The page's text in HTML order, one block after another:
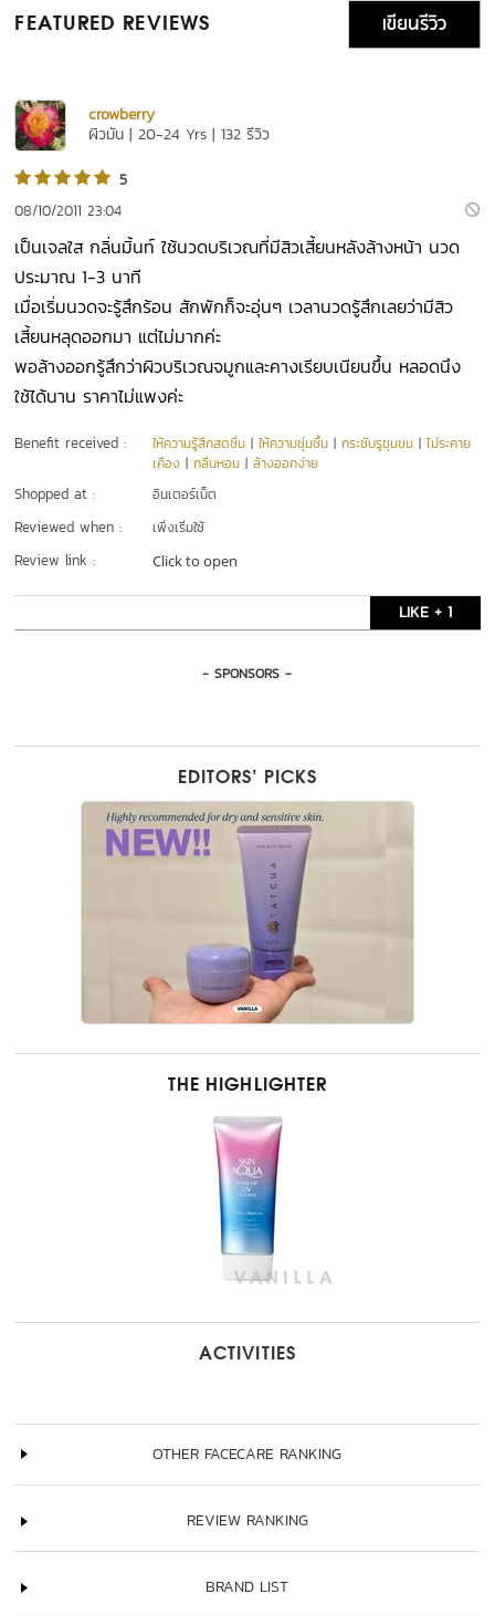
FEATURED REVIEWS เขียนรีวิว
crowberry
ผิวมัน | 20-24 Yrs | 132 รีวิว
5
08/10/2011 23:04
เป็นเจลใส กลิ่นมิ้นท์ ใช้นวดบริเวณที่มีสิวเสี้ยนหลังล้างหน้า นวด
ประมาณ 1-3 นาที
เมื่อเริ่มนวดจะรู้สึกร้อน สักพักก็จะอุ่นๆ เวลานวดรู้สึกเลยว่ามีสิว
เสี้ยนหลุดออกมา แต่ไม่มากค่ะ
พอล้างออกรู้สึกว่าผิวบริเวณจมูกและคางเรียบเนียนขึ้น หลอดนึง
ใช้ได้นาน ราคาไม่แพงค่ะ
Benefit received : ให้ความรู้สึกสดชื่น |ให้ความชุ่มชื้น |กระชับรูขุมขน |ไม่ระคาย
เคือง |กลิ่นหอม |ล้างออกง่าย
Shopped at : อินเตอร์เน็ต
Reviewed when : เพิ่งเริ่มใช้
Review link : Click to open
LIKE + 1
- SPONSORS -
EDITORS’ PICKS
THE HIGHLIGHTER
ACTIVITIES
OTHER FACECARE RANKING
REVIEW RANKING
BRAND LIST